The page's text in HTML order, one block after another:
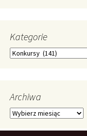
Kategorie
Kategorie
Archiwa
Archiwa